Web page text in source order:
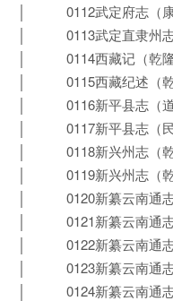
│ 0112武定府志（康
│ 0113武定直隶州志
│ 0114西藏记（乾隆
│ 0115西藏纪述（乾
│ 0116新平县志（道
│ 0117新平县志（民
│ 0118新兴州志（乾
│ 0119新兴州志（乾
│ 0120新纂云南通志
│ 0121新纂云南通志
│ 0122新纂云南通志
│ 0123新纂云南通志
│ 0124新纂云南通志